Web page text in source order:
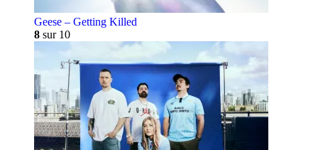
Geese – Getting Killed
8 sur 10